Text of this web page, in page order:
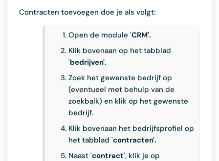
Contracten toevoegen doe je als volgt:
Open de module 'CRM'.
Klik bovenaan op het tabblad
'bedrijven'.
Zoek het gewenste bedrijf op
(eventueel met behulp van de
zoekbalk) en klik op het gewenste
bedrijf.
Klik bovenaan het bedrijfsprofiel op
het tabblad 'contracten'.
Naast 'contract', klik je op